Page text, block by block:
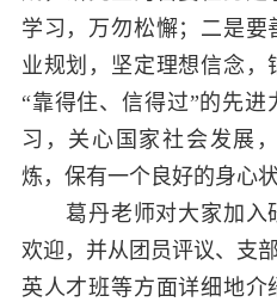
学习，万勿松懈；二是
业规划，坚定理想信念
“靠得住、信得过”的先
习，关心国家社会发展
炼，保有一个良好的身心状
葛丹老师对大家加入
欢迎，并从团员评议、支
英人才班等方面详细地介